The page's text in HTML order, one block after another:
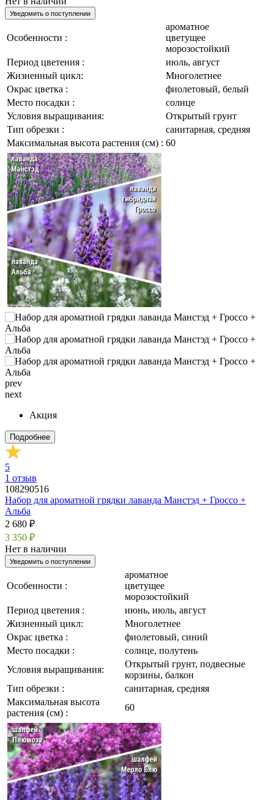
Уведомить о поступлении
Особенности :
ароматное
цветущее
морозостойкий
Период цветения :
июль, август
Жизненный цикл:
Многолетнее
Окрас цветка :
фиолетовый, белый
Место посадки :
солнце
Условия выращивания:
Открытый грунт
Тип обрезки :
санитарная, средняя
Максимальная высота растения (см) : 60
prev
next
Акция
Подробнее
5
1 отзыв
108290516
Набор для ароматной грядки лаванда Манстэд + Гроссо +
Альба
2 680 ₽
3 350 ₽
Нет в наличии
Уведомить о поступлении
Особенности :
ароматное
цветущее
морозостойкий
Период цветения :
июнь, июль, август
Жизненный цикл:
Многолетнее
Окрас цветка :
фиолетовый, синий
Место посадки :
солнце, полутень
Условия выращивания:
Открытый грунт, подвесные
корзины, балкон
Тип обрезки :
санитарная, средняя
Максимальная высота
растения (см) :
60